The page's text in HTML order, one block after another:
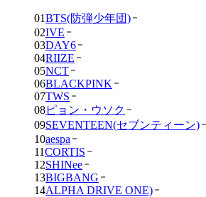
01BTS(防弾少年団)
02IVE
03DAY6
04RIIZE
05NCT
06BLACKPINK
07TWS
08ピョン・ウソク
09SEVENTEEN(セブンティーン)
10aespa
11CORTIS
12SHINee
13BIGBANG
14ALPHA DRIVE ONE)